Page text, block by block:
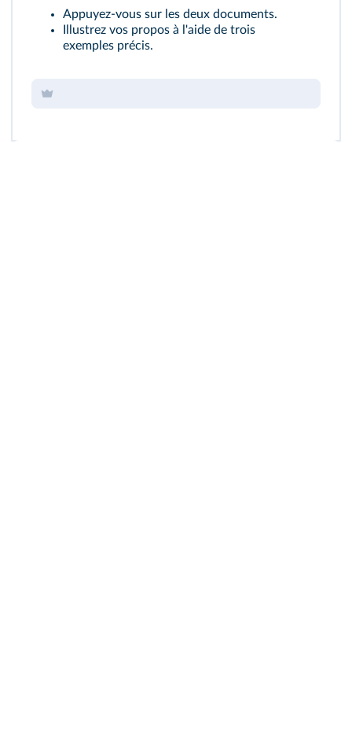
Appuyez-vous sur les deux documents.
Illustrez vos propos à l'aide de trois
exemples précis.